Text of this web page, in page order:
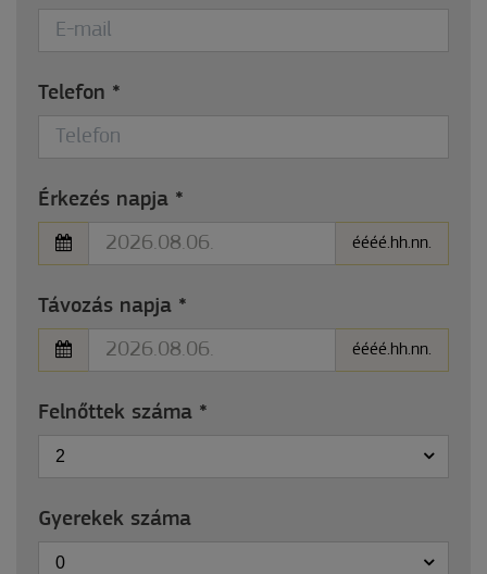
Telefon *
Érkezés napja *
éééé.hh.nn.
Távozás napja *
éééé.hh.nn.
Felnőttek száma *
2
Gyerekek száma
0